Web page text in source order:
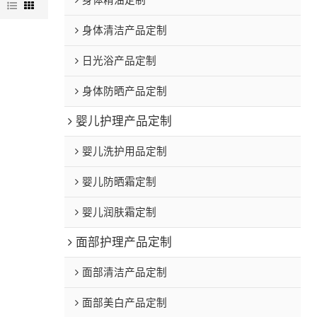
身体清洁产品定制
日光浴产品定制
身体防晒产品定制
婴儿护理产品定制
婴儿洗护用品定制
婴儿防晒霜定制
婴儿润肤霜定制
面部护理产品定制
面部清洁产品定制
面部美白产品定制